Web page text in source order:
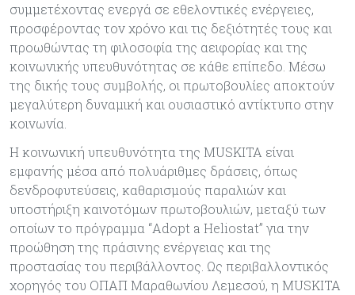
συμμετέχοντας ενεργά σε εθελοντικές ενέργειες,
προσφέροντας τον χρόνο και τις δεξιότητές τους και
προωθώντας τη φιλοσοφία της αειφορίας και της
κοινωνικής υπευθυνότητας σε κάθε επίπεδο. Μέσω
της δικής τους συμβολής, οι πρωτοβουλίες αποκτούν
μεγαλύτερη δυναμική και ουσιαστικό αντίκτυπο στην
κοινωνία.
Η κοινωνική υπευθυνότητα της MUSKITA είναι
εμφανής μέσα από πολυάριθμες δράσεις, όπως
δενδροφυτεύσεις, καθαρισμούς παραλιών και
υποστήριξη καινοτόμων πρωτοβουλιών, μεταξύ των
οποίων το πρόγραμμα “Adopt a Heliostat” για την
προώθηση της πράσινης ενέργειας και της
προστασίας του περιβάλλοντος. Ως περιβαλλοντικός
χορηγός του ΟΠΑΠ Μαραθωνίου Λεμεσού, η MUSKITA